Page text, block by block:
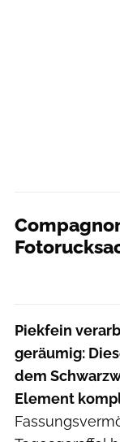
Piekfein
geräumig:
dem
Element